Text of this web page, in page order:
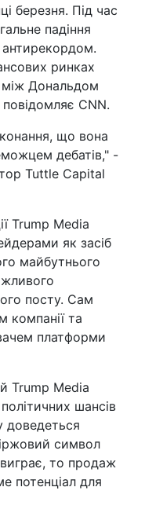
березня. Під час
падіння
ринках
між Дональдом
CNN.
що вона
дебатів," -
Tuttle Capital
Trump Media
як засіб
майбутнього
посту. Сам
компанії та
платформи
Trump Media
шансів
доведеться
символ
то продаж
потенціал для